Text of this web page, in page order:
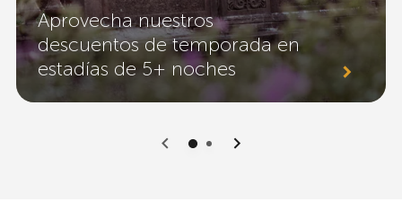
Aprovecha nuestros
descuentos de temporada en
estadías de 5+ noches
0 1